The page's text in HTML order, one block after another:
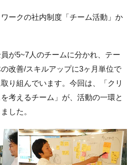
ークの社内制度「チーム活動」か
が5~7人のチームに分かれ、テー
改善/スキルアップに3ヶ月単位で
り組んでいます。今回は、「クリ
考えるチーム」が、活動の一環と
した。